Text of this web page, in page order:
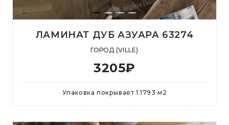
ЛАМИНАТ ДУБ АЗУАРА 63274
ГОРОД (VILLE)
3205₽
Упаковка покрывает 1.1793 м 2